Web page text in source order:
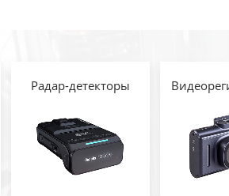
Радар-детекторы